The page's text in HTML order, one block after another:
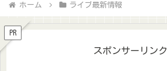
ホーム ライブ最新情報
PR
スポンサーリンク